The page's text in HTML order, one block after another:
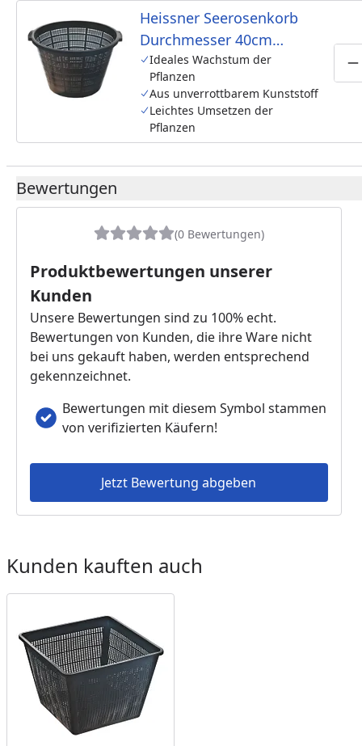
Heissner Seerosenkorb
Durchmesser 40cm
(TZ107-00)
Ideales Wachstum der
Pflanzen
Aus unverrottbarem Kunststoff
Leichtes Umsetzen der
Pflanzen
Bewertungen
(0 Bewertungen)
Produktbewertungen unserer
Kunden
Unsere Bewertungen sind zu 100% echt.
Bewertungen von Kunden, die ihre Ware nicht
bei uns gekauft haben, werden entsprechend
gekennzeichnet.
Bewertungen mit diesem Symbol stammen
von verifizierten Käufern!
Jetzt Bewertung abgeben
Kunden kauften auch